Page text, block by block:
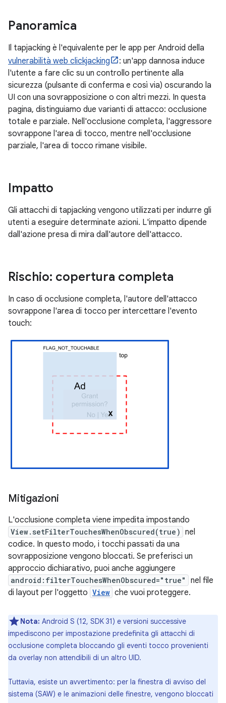
Panoramica
Il tapjacking è l'equivalente per le app per Android della
vulnerabilità web clickjacking
: un'app dannosa induce
l'utente a fare clic su un controllo pertinente alla
sicurezza (pulsante di conferma e così via) oscurando la
UI con una sovrapposizione o con altri mezzi. In questa
pagina, distinguiamo due varianti di attacco: occlusione
totale e parziale. Nell'occlusione completa, l'aggressore
sovrappone l'area di tocco, mentre nell'occlusione
parziale, l'area di tocco rimane visibile.
Impatto
Gli attacchi di tapjacking vengono utilizzati per indurre gli
utenti a eseguire determinate azioni. L'impatto dipende
dall'azione presa di mira dall'autore dell'attacco.
Rischio: copertura completa
In caso di occlusione completa, l'autore dell'attacco
sovrappone l'area di tocco per intercettare l'evento
touch:
Mitigazioni
L'occlusione completa viene impedita impostando
View.setFilterTouchesWhenObscured(true) nel
codice. In questo modo, i tocchi passati da una
sovrapposizione vengono bloccati. Se preferisci un
approccio dichiarativo, puoi anche aggiungere
android:filterTouchesWhenObscured="true"
nel file
di layout per l'oggetto View che vuoi proteggere.
Nota: Android S (12, SDK 31) e versioni successive
impediscono per impostazione predefinita gli attacchi di
occlusione completa bloccando gli eventi tocco provenienti
da overlay non attendibili di un altro UID.
Tuttavia, esiste un avvertimento: per la finestra di avviso del
sistema (SAW) e le animazioni delle finestre, vengono bloccati